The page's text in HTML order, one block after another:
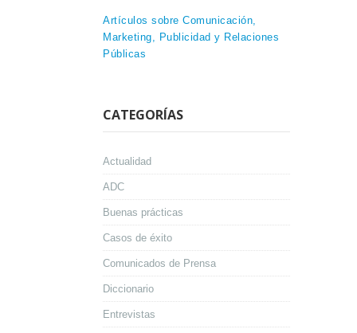
Artículos sobre Comunicación,
Marketing, Publicidad y Relaciones
Públicas
CATEGORÍAS
Actualidad
ADC
Buenas prácticas
Casos de éxito
Comunicados de Prensa
Diccionario
Entrevistas